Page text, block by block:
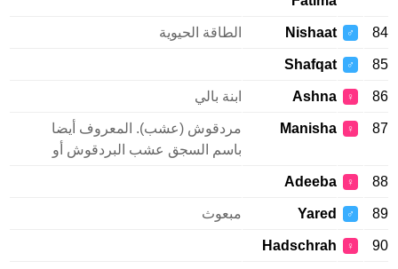
84
♂
Nishaat الطاقة الحيوية
85
♂
Shafqat
86
♀
Ashna ابنة بالي
87
♀
Manisha
مردقوش (عشب). المعروف أيضا
باسم السجق عشب البردقوش أو
88
♀
Adeeba
89
♂
Yared مبعوث
90
♀
Hadschrah